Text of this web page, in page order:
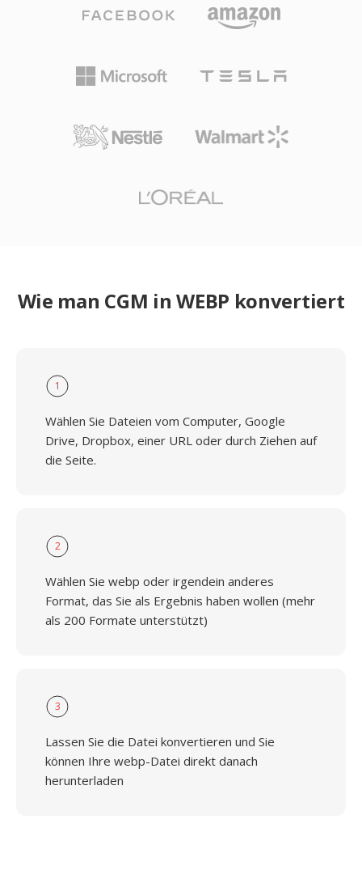
Wie man CGM in WEBP konvertiert
1
Wählen Sie Dateien vom Computer, Google
Drive, Dropbox, einer URL oder durch Ziehen auf
die Seite.
2
Wählen Sie webp oder irgendein anderes
Format, das Sie als Ergebnis haben wollen (mehr
als 200 Formate unterstützt)
3
Lassen Sie die Datei konvertieren und Sie
können Ihre webp-Datei direkt danach
herunterladen